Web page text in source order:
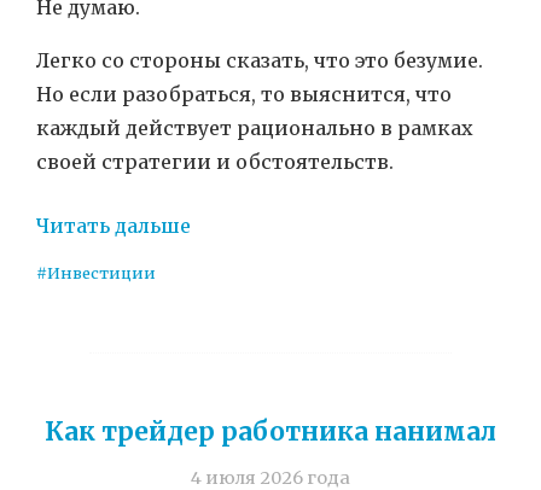
Не думаю.
Легко со стороны сказать, что это безумие.
Но если разобраться, то выяснится, что
каждый действует рационально в рамках
своей стратегии и обстоятельств.
Читать дальше
#Инвестиции
Как трейдер работника нанимал
4 июля 2026 года